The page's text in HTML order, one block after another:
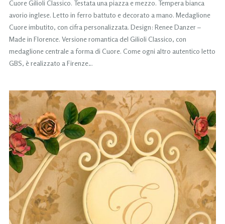
Cuore Gilioli Classico. Testata una piazza e mezzo. Tempera bianca
avorio inglese. Letto in ferro battuto e decorato a mano. Medaglione
Cuore imbutito, con cifra personalizzata. Design: Renee Danzer –
Made in Florence. Versione romantica del Gilioli Classico, con
medaglione centrale a forma di Cuore. Come ogni altro autentico letto
GBS, è realizzato a Firenze…